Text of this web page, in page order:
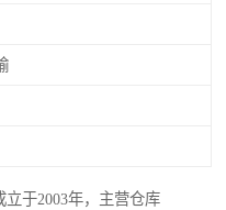
立于2003年，主营仓库